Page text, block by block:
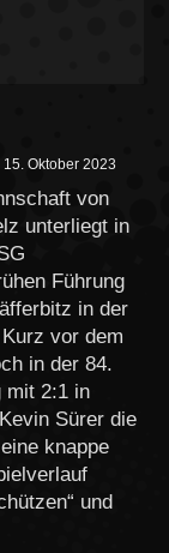
15. Oktober 2023
von
unterliegt in
Führung
in der
vor dem
in der 84.
mit 2:1 in
Sürer die
knappe
und